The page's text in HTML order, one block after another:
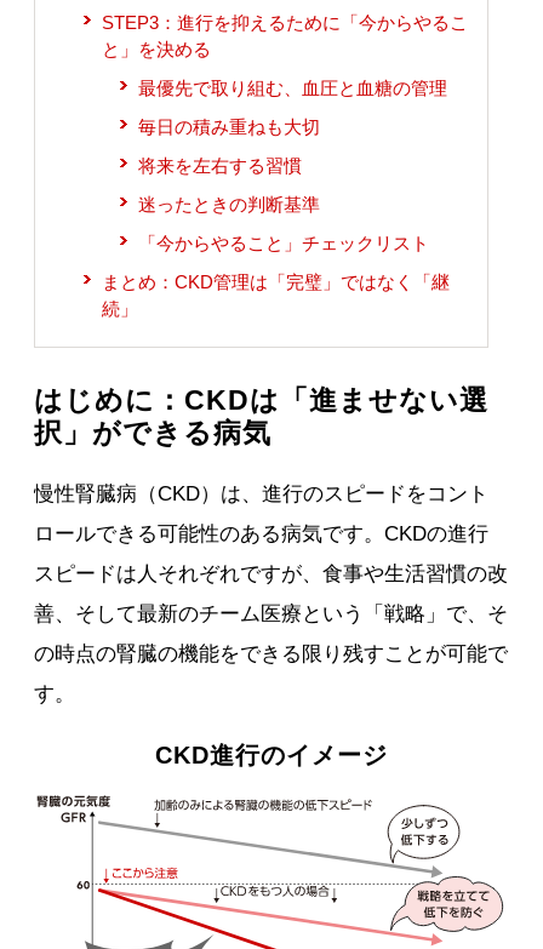
STEP3：進行を抑えるために「今からやるこ
と」を決める
最優先で取り組む、血圧と血糖の管理
毎日の積み重ねも大切
将来を左右する習慣
迷ったときの判断基準
「今からやること」チェックリスト
まとめ：CKD管理は「完璧」ではなく「継
続」
はじめに：CKDは「進ませない選
択」ができる病気
慢性腎臓病（CKD）は、進行のスピードをコント
ロールできる可能性のある病気です。CKDの進行
スピードは人それぞれですが、食事や生活習慣の改
善、そして最新のチーム医療という「戦略」で、そ
の時点の腎臓の機能をできる限り残すことが可能で
す。
CKD進行のイメージ